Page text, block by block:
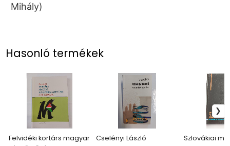
Mihály)
Hasonló termékek
Felvidéki kortárs magyar
Cselényi László
Szlovákiai